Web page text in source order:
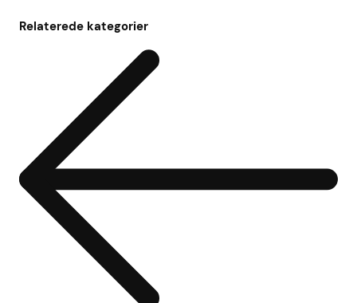
Relaterede kategorier